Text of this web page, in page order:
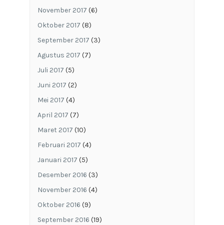
November 2017 (6)
Oktober 2017 (8)
September 2017 (3)
Agustus 2017 (7)
Juli 2017 (5)
Juni 2017 (2)
Mei 2017 (4)
April 2017 (7)
Maret 2017 (10)
Februari 2017 (4)
Januari 2017 (5)
Desember 2016 (3)
November 2016 (4)
Oktober 2016 (9)
September 2016 (19)